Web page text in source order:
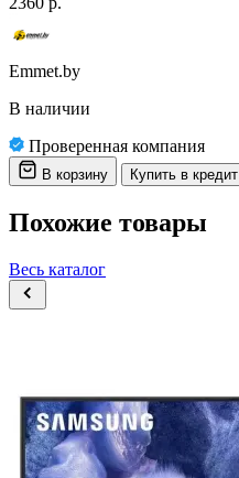
Emmet.by
В наличии
Проверенная компания
В корзину Купить в кредит
Похожие товары
Весь каталог